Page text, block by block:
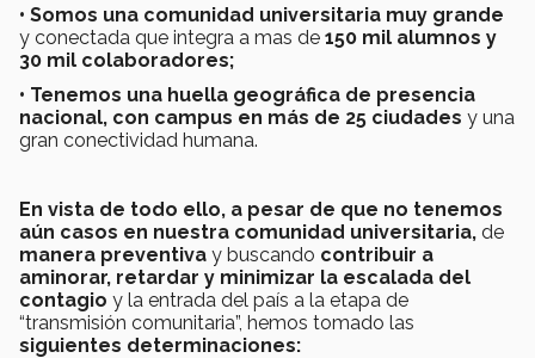
• Somos una comunidad universitaria muy grande
y conectada que integra a mas de 150 mil alumnos y
30 mil colaboradores;
• Tenemos una huella geográfica de presencia
nacional, con campus en más de 25 ciudades y una
gran conectividad humana.
En vista de todo ello, a pesar de que no tenemos
aún casos en nuestra comunidad universitaria, de
manera preventiva y buscando contribuir a
aminorar, retardar y minimizar la escalada del
contagio y la entrada del país a la etapa de
“transmisión comunitaria”, hemos tomado las
siguientes determinaciones: